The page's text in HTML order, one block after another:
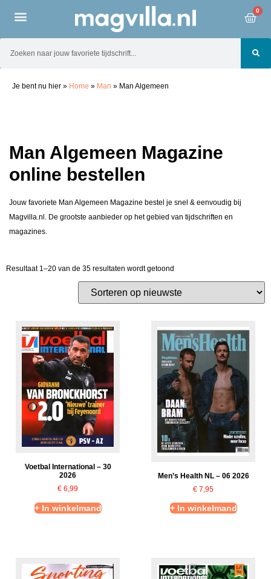
0
Je bent nu hier » Home » Man » Man Algemeen
Man Algemeen Magazine
online bestellen
Jouw favoriete Man Algemeen Magazine bestel je snel & eenvoudig bij
Magvilla.nl. De grootste aanbieder op het gebied van tijdschriften en
magazines.
Resultaat 1–20 van de 35 resultaten wordt getoond
Voetbal International – 30
2026
€ 6,99
+ In winkelmand
Men’s Health NL – 06 2026
€ 7,95
+ In winkelmand